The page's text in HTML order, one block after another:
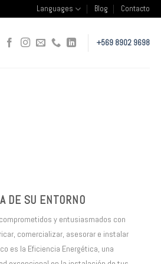
Languages Blog Contacto
+569 8902 9698
DE SU ENTORNO
y entusiasmados con
comercializar, asesorar e instalar
es la Eficiencia Energética, una